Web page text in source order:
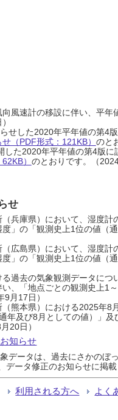
風速計の移設に伴い、平年
せした2020年平年値の第4
（PDF形式：121KB） のと
した2020年平年値の第4版
） のとおりです。（
せ
兵庫県）において、湿度
」の「観測史上1位の値（
広島県）において、湿度
」の「観測史上1位の値（
過去の気象観測データに
、「地点ごとの観測史上1
月17日）
熊本県）における2025年
年及び8月としての値）」
20日）
知らせ
データは、過去にさかのぼ
データ修正のお知らせに掲載
利用される方へ よく